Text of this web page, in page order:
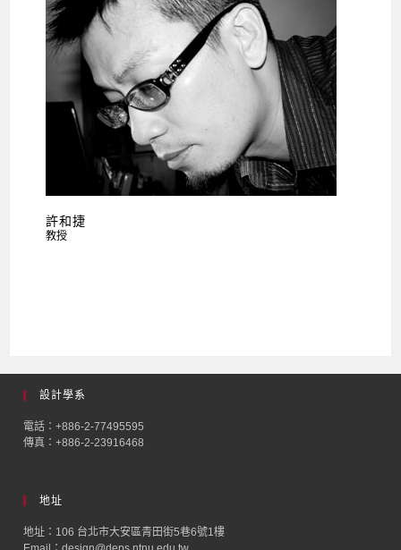
許和捷
教授
設計學系
電話：+886-2-77495595
傳真：+886-2-23916468
地址
地址：106 台北市大安區青田街5巷6號1樓